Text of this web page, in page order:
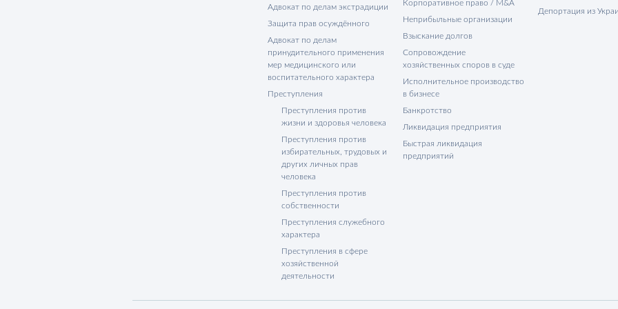
Адвокат по делам экстрадиции
Защита прав осуждённого
Адвокат по делам
принудительного применения
мер медицинского или
воспитательного характера
Преступления
Преступления против
жизни и здоровья человека
Преступления против
избирательных, трудовых и
других личных прав
человека
Преступления против
собственности
Преступления служебного
характера
Преступления в сфере
хозяйственной
деятельности
Корпоративное право / M&A
Неприбыльные организации
Взыскание долгов
Сопровождение
хозяйственных споров в суде
Исполнительное производство
в бизнесе
Банкротство
Ликвидация предприятия
Быстрая ликвидация
предприятий
Депортация из